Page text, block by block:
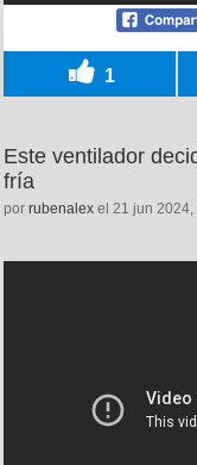
1
Este ventilador
fría
por rubenalex el 21 jun 2024,